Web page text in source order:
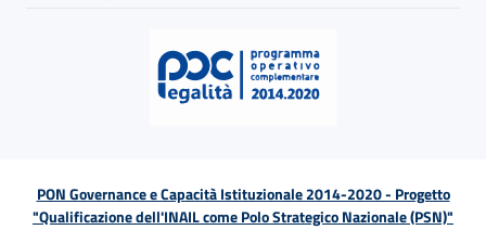
PON Governance e Capacità Istituzionale 2014-2020 - Progetto
"Qualificazione dell'INAIL come Polo Strategico Nazionale (PSN)"